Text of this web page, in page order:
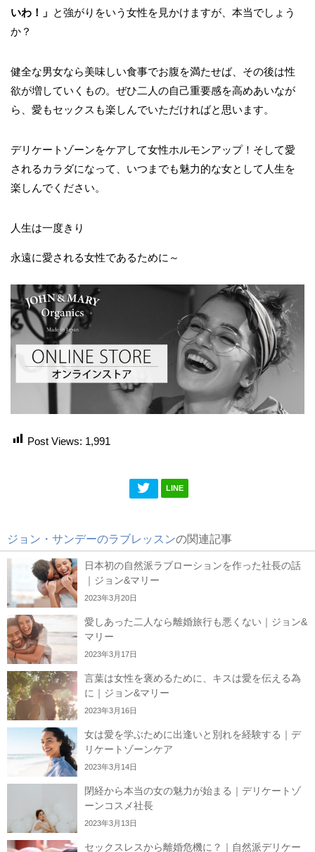
いわ！」
と強がりをいう女性を見かけますが、本当でしょう
か？
健全な男女なら美味しい食事でお腹を満たせば、その後は性
欲が増していくもの。ぜひ二人の自己重要感を高めあいなが
ら、愛もセックスも楽しんでいただければと思います。
デリケートゾーンをケアして女性ホルモンアップ！そして愛
されるカラダになって、いつまでも魅力的な女として人生を
楽しんでください。
人生は一度きり
永遠に愛される女性であるために～
Post Views: 1,991
LINE
ジョン・サンデーのラブレッスンの関連記事
日本初の自然派ラブローションを作った社長の話
｜ジョン&マリー
2023年3月20日
愛しあった二人なら離婚旅行も悪くない｜ジョン&
マリー
2023年3月17日
言葉は女性を褒めるために、キスは愛を伝える為
に｜ジョン&マリー
2023年3月16日
女は愛を学ぶために出逢いと別れを経験する｜デ
リケートゾーンケア
2023年3月14日
閉経から本当の女の魅力が始まる｜デリケートゾ
ーンコスメ社長
2023年3月13日
セックスレスから離婚危機に？｜自然派デリケー